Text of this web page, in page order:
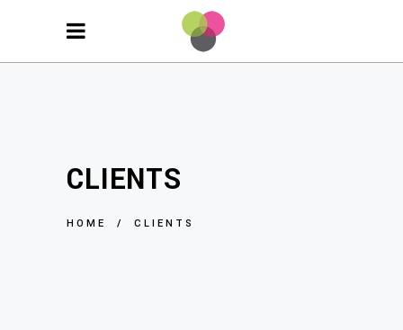
CLIENTS
HOME / CLIENTS